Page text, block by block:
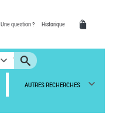
Une question ? Historique
AUTRES RECHERCHES